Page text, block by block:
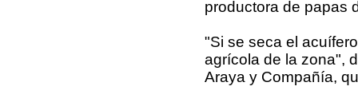
productora de papas
"Si se seca el
agrícola de la zona",
Araya y Compañía,